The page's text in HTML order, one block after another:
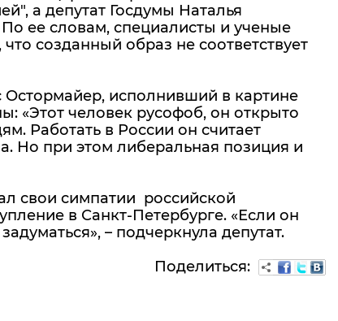
а депутат Госдумы Наталья
ее словам, специалисты и ученые
созданный образ не соответствует
исполнивший в картине
«Этот человек русофоб, он открыто
Работать в России он считает
Но при этом либеральная позиция и
свои симпатии российской
в Санкт-Петербурге. «Если он
– подчеркнула депутат.
Поделиться: